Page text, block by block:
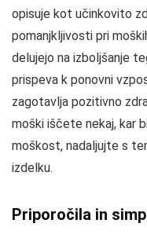
opisuje kot učinkovito
pomanjkljivosti pri
delujejo na izboljšanje
prispeva k ponovni
zagotavlja pozitivno
moški iščete nekaj, kar
moškost, nadaljujte s
izdelku.
Priporočila in